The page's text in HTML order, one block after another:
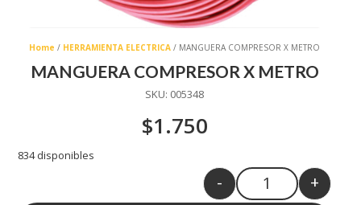
Home / HERRAMIENTA ELECTRICA / MANGUERA COMPRESOR X METRO
MANGUERA COMPRESOR X METRO
SKU: 005348
$1.750
834 disponibles
Quantity
- +